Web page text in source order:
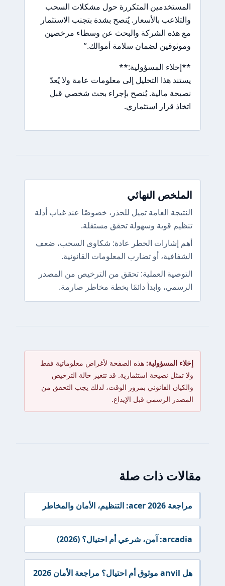
المستخدمين المتكررة حول مشكلات السحب
والتلاعب بالأسعار. يُنصح بشدة بتجنب الاستثمار
مع هذه الشركة والبحث عن وسطاء مرخصين
وموثوقين لضمان سلامة أموالك.”
**إخلاء المسؤولية:**
يستند هذا التحليل إلى معلومات عامة ولا يُعدّ
نصيحة مالية. يُنصح بإجراء بحث شخصي قبل
اتخاذ قرار استثماري.
الملخص النهائي
النتيجة العامة تميل للحذر، خصوصًا عند غياب أدلة
تنظيم قوية وسهولة تحقق مستقلة.
أهم إشارات الخطر عادة: شكاوى السحب، ضعف
الشفافية، أو تضارب المعلومات القانونية.
التوصية العملية: تحقق من الترخيص من المصدر
الرسمي، وابدأ دائمًا بخطة مخاطر صارمة.
إخلاء المسؤولية: هذه الصفحة لأغراض معلوماتية فقط
ولا تمثل نصيحة استثمارية. قد تتغير حالة الترخيص
والكيان القانوني بمرور الوقت، لذلك يجب التحقق من
المصدر الرسمي قبل الإيداع.
مقالات ذات صلة
مراجعة acer 2026: التنظيم، الأمان والمخاطر
arcadia: آمن، شرعي أم احتيال؟ (2026)
هل anvil موثوق أم احتيال؟ مراجعة الأمان 2026